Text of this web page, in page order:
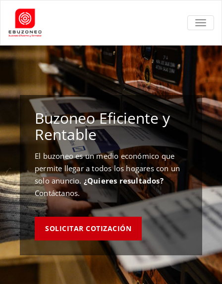
Buzoneo Eficiente y
Rentable
El buzoneo es un medio económico que
permite llegar a todos los hogares con un
solo anuncio. ¿Quieres resultados?
Contáctanos.
SOLICITAR COTIZACIÓN